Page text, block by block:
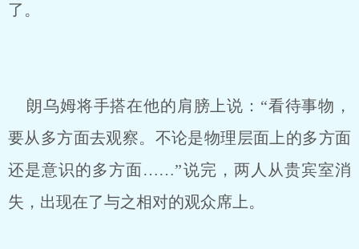
了。
朗乌姆将手搭在他的肩膀上说：“看待事物，
要从多方面去观察。不论是物理层面上的多方面
还是意识的多方面……”说完，两人从贵宾室消
失，出现在了与之相对的观众席上。